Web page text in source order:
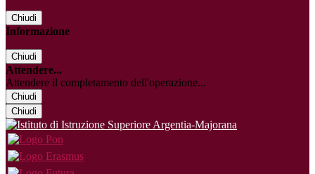
Chiudi
Informazione
Chiudi
Attendere...
Attendere il completamento dell'operazione...
Chiudi
Chiudi